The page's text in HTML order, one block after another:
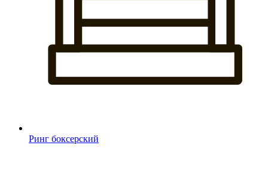
Ринг боксерский